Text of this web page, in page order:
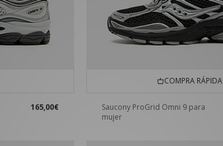
165,00€
COMPRA RÁPIDA
Saucony ProGrid Omni 9 para
mujer